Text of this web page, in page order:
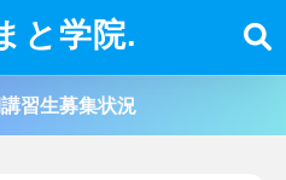
と学院.
習生募集状況